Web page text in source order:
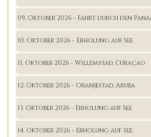
09. Oktober 2026 - Fahrt durch den
10. Oktober 2026 - Erholung auf See
11. Oktober 2026 - Willemstad, Curaçao
12. Oktober 2026 - Oranjestad, Aruba
13. Oktober 2026 - Erholung auf See
14. Oktober 2026 - Erholung auf See